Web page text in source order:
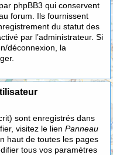
phpBB3 qui conservent
forum. Ils fournissent
du statut des
par l’administrateur. Si
déconnexion, la
sont enregistrés dans
visitez le lien Panneau
haut de toutes les pages
tous vos paramètres